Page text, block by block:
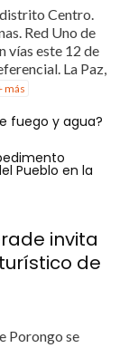
Centro.
Red Uno de
vías este 12 de
La Paz,
más
fuego y agua?
Pueblo en la
invita
de
Porongo se